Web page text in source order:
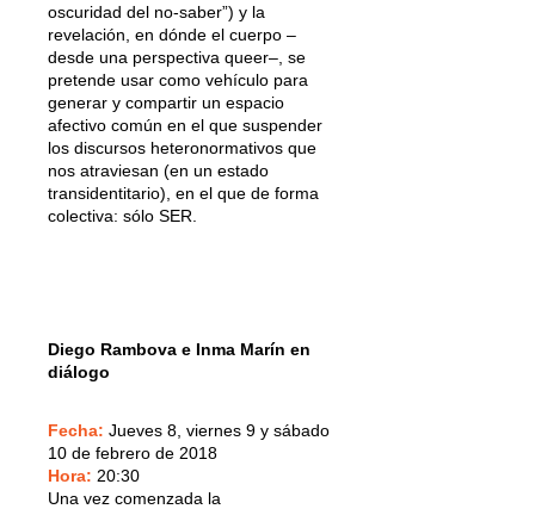
oscuridad del no-saber”) y la
revelación, en dónde el cuerpo –
desde una perspectiva queer–, se
pretende usar como vehículo para
generar y compartir un espacio
afectivo común en el que suspender
los discursos heteronormativos que
nos atraviesan (en un estado
transidentitario), en el que de forma
colectiva: sólo SER.
Diego Rambova e Inma Marín en
diálogo
Fecha: Jueves 8, viernes 9 y sábado
10 de febrero de 2018
Hora: 20:30
Una vez comenzada la